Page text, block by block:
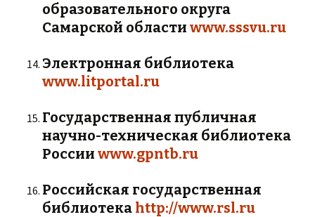
образовательного округа
Самарской области www.sssvu.ru
Электронная библиотека
www.litportal.ru
Государственная публичная
научно-техническая библиотека
России www.gpntb.ru
Российская государственная
библиотека http://www.rsl.ru